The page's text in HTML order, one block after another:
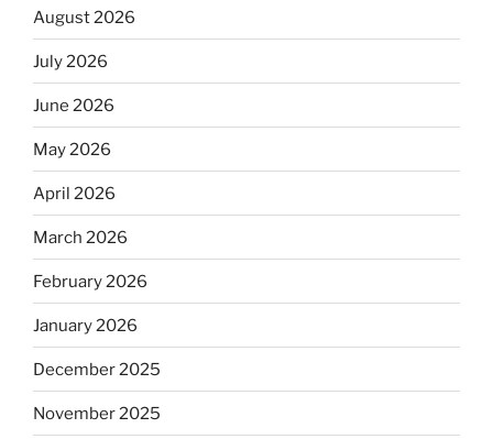
August 2026
July 2026
June 2026
May 2026
April 2026
March 2026
February 2026
January 2026
December 2025
November 2025